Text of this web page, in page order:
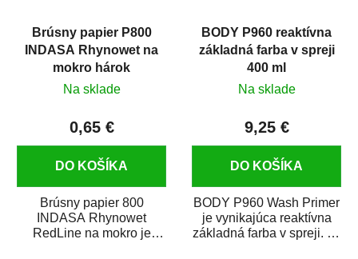
Brúsny papier P800
INDASA Rhynowet na
mokro hárok
Na sklade
0,65 €
DO KOŠÍKA
Brúsny papier 800
INDASA Rhynowet
RedLine na mokro je
BODY P960 reaktívna
základná farba v spreji
400 ml
Na sklade
9,25 €
DO KOŠÍKA
BODY P960 Wash Primer
je vynikajúca reaktívna
základná farba v spreji. Je